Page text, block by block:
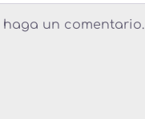
un comentario.